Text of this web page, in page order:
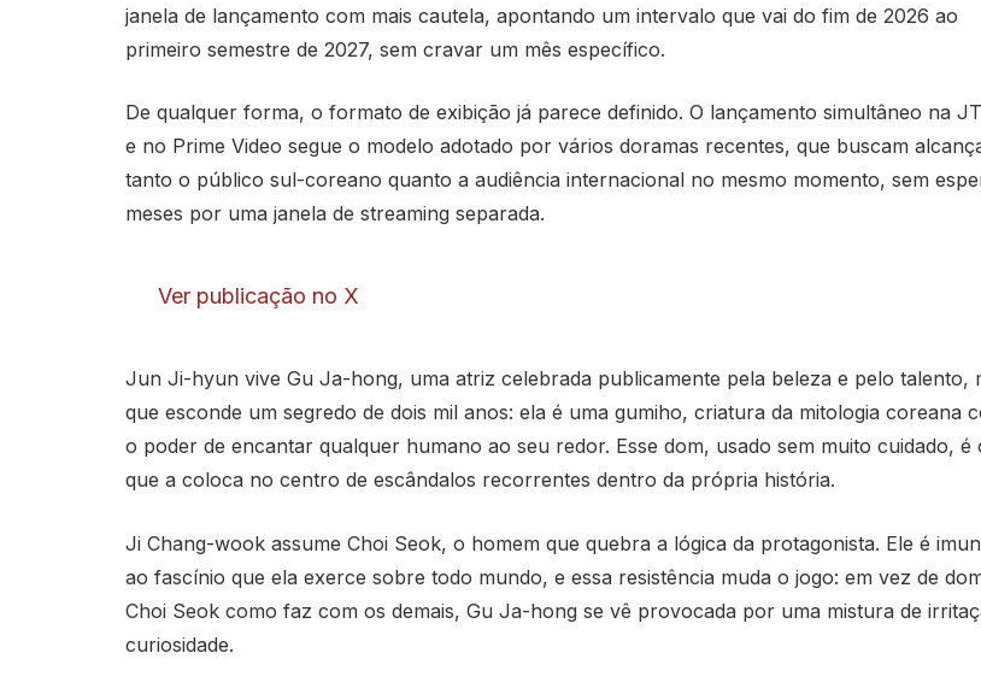
janela de lançamento com mais cautela, apontando um intervalo que vai do fim de 2026 ao
primeiro semestre de 2027, sem cravar um mês específico.
De qualquer forma, o formato de exibição já parece definido. O lançamento simultâneo na
e no Prime Video segue o modelo adotado por vários doramas recentes, que buscam
tanto o público sul-coreano quanto a audiência internacional no mesmo momento, sem
meses por uma janela de streaming separada.
Ver publicação no X
Jun Ji-hyun vive Gu Ja-hong, uma atriz celebrada publicamente pela beleza e pelo talento,
que esconde um segredo de dois mil anos: ela é uma gumiho, criatura da mitologia coreana
o poder de encantar qualquer humano ao seu redor. Esse dom, usado sem muito cuidado, é
que a coloca no centro de escândalos recorrentes dentro da própria história.
Ji Chang-wook assume Choi Seok, o homem que quebra a lógica da protagonista. Ele é
ao fascínio que ela exerce sobre todo mundo, e essa resistência muda o jogo: em vez de
Choi Seok como faz com os demais, Gu Ja-hong se vê provocada por uma mistura de
curiosidade.